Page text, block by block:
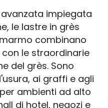
impiegata
le lastre in grès
combinano
le straordinarie
del grès. Sono
ai graffi e agli
ambienti ad alto
di hotel, negozi e